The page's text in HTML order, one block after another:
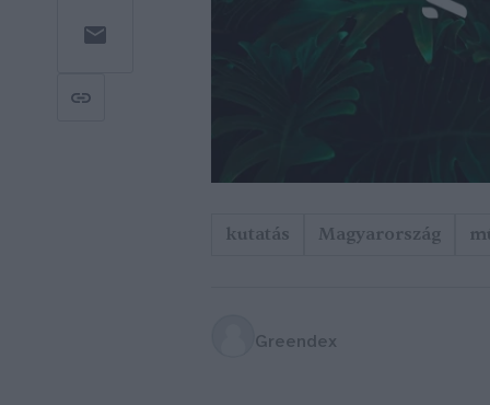
kutatás Magyarország
Greendex